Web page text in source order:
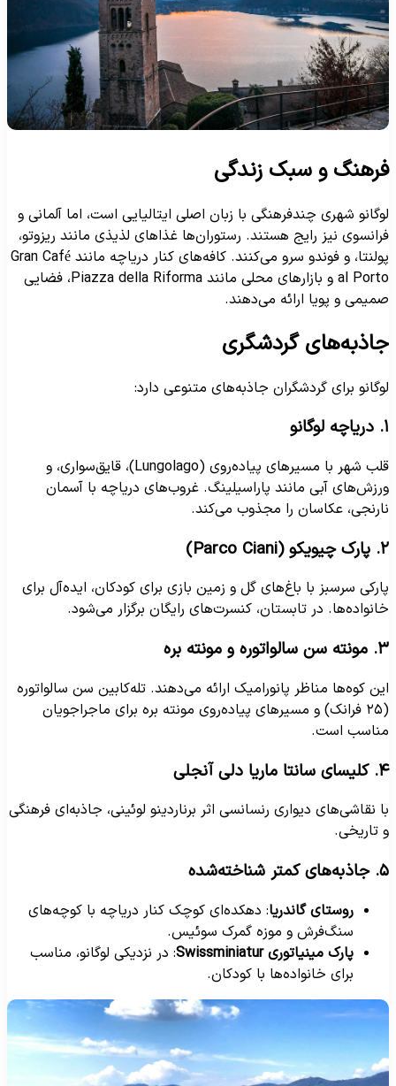
و سبک زندگی
شهری چندفرهنگی با زبان اصلی ایتالیایی است، اما آلمانی و
نیز رایج هستند. رستوران‌ها غذاهای لذیذی مانند ریزوتو،
پولنتا، و فوندو سرو می‌کنند. کافه‌های کنار دریاچه مانند Gran Café
al Porto و بازارهای محلی مانند Piazza della Riforma، فضایی
و پویا ارائه می‌دهند.
گردشگری
برای گردشگران جاذبه‌های متنوعی دارد:
قلب شهر با مسیرهای پیاده‌روی (Lungolago)، قایق‌سواری، و
آبی مانند پاراسیلینگ. غروب‌های دریاچه با آسمان
عکاسان را مجذوب می‌کند.
سرسبز با باغ‌های گل و زمین بازی برای کودکان، ایده‌آل برای
در تابستان، کنسرت‌های رایگان برگزار می‌شود.
و مونته بره
کوه‌ها مناظر پانورامیک ارائه می‌دهند. تله‌کابین سن سالواتوره
(۲۵ فرانک) و مسیرهای پیاده‌روی مونته بره برای ماجراجویان
است.
دلی آنجلی
نقاشی‌های دیواری رنسانسی اثر برناردینو لوئینی، جاذبه‌ای فرهنگی
تاریخی.
روستای گاندریا: دهکده‌ای کوچک کنار دریاچه با کوچه‌های
سنگ‌فرش و موزه گمرک سوئیس.
پارک مینیاتوری Swissminiatur
: در نزدیکی لوگانو، مناسب
برای خانواده‌ها با کودکان.